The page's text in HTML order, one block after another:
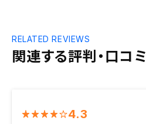
関連する評判・口コミ
RELATED REVIEWS
4.3